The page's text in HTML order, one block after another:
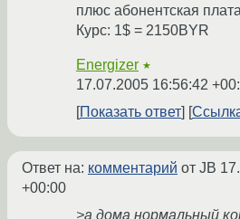
плюс абонентская
Курс: 1$ = 2150BYR
Energizer ★
17.07.2005 16:56:42
Показать ответ
Ответ на: комментарий от JB
+00:00
>а дома нормальный